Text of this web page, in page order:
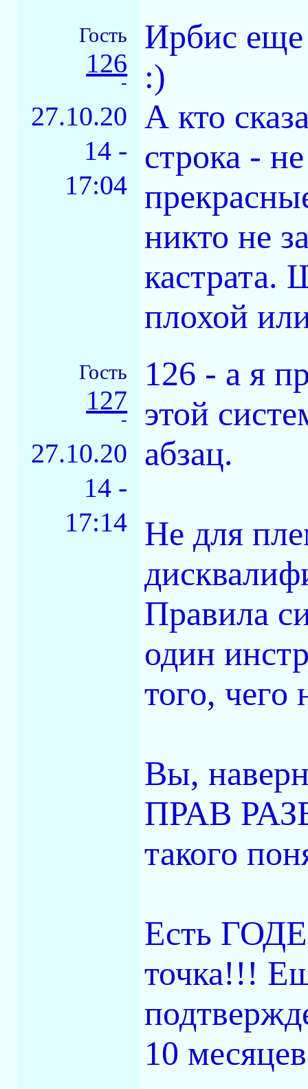
Гость
126
-
27.10.20
14 -
17:04
Ирбис еще
:)
А кто
строка -
никто не
кастрата.
плохой
Гость
127
-
27.10.20
14 -
17:14
126 - а я
этой
абзац.
Не для
Правила
один
того, чего
Вы,
ПРАВ
такого
Есть
точка!!!
10